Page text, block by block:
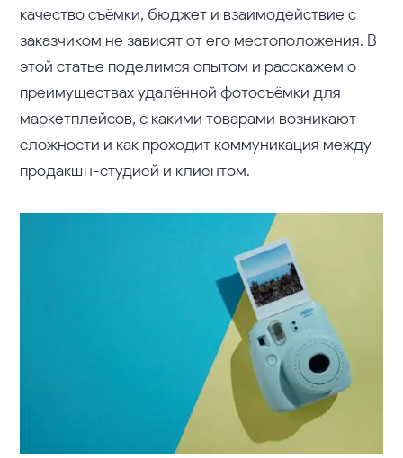
качество съёмки, бюджет и взаимодействие с
заказчиком не зависят от его местоположения. В
этой статье поделимся опытом и расскажем о
преимуществах удалённой фотосъёмки для
маркетплейсов, с какими товарами возникают
сложности и как проходит коммуникация между
продакшн-студией и клиентом.